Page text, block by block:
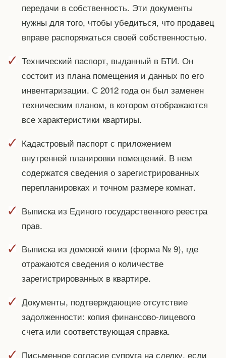
передачи в собственность. Эти документы
нужны для того, чтобы убедиться, что продавец
вправе распоряжаться своей собственностью.
Технический паспорт, выданный в БТИ. Он
состоит из плана помещения и данных по его
инвентаризации. С 2012 года он был заменен
техническим планом, в котором отображаются
все характеристики квартиры.
Кадастровый паспорт с приложением
внутренней планировки помещений. В нем
содержатся сведения о зарегистрированных
перепланировках и точном размере комнат.
Выписка из Единого государственного реестра
прав.
Выписка из домовой книги (форма № 9), где
отражаются сведения о количестве
зарегистрированных в квартире.
Документы, подтверждающие отсутствие
задолженности: копия финансово-лицевого
счета или соответствующая справка.
Письменное согласие супруга на сделку, если